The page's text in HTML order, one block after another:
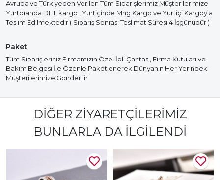
Avrupa ve Türkiyeden Verilen Tüm Siparişlerimiz Müşterilerimize
Yurtdısında DHL kargo , Yurtiçinde Mng Kargo ve Yurtiçi Kargoyla
Teslim Edilmektedir ( Sipariş Sonrası Teslimat Süresi 4 İşgünüdür )
Paket
Tüm Siparişleriniz Firmamızın Özel İpli Çantası, Firma Kutuları ve
Bakım Belgesi İle Özenle Paketlenerek Dünyanın Her Yerindeki
Müşterilerimize Gönderilir
DIĞER ZIYARETÇILERIMIZ
BUNLARLA DA İLGILENDI